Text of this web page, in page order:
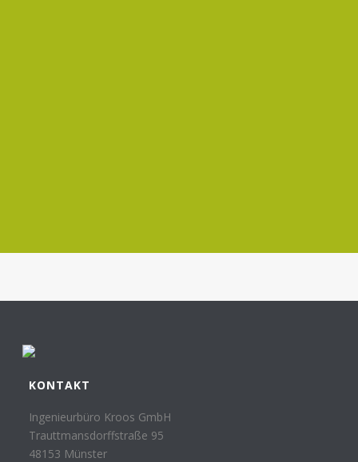
KONTAKT
Ingenieurbüro Kroos GmbH
Trauttmansdorffstraße 95
48153 Münster